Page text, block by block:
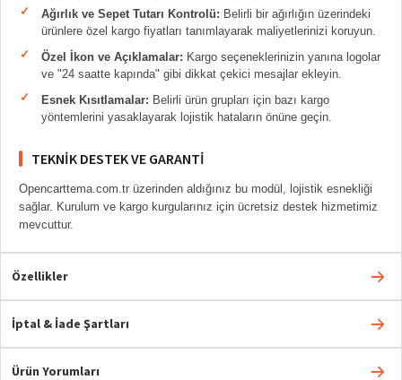
Ağırlık ve Sepet Tutarı Kontrolü: Belirli bir ağırlığın üzerindeki
ürünlere özel kargo fiyatları tanımlayarak maliyetlerinizi koruyun.
Özel İkon ve Açıklamalar: Kargo seçeneklerinizin yanına logolar
ve "24 saatte kapında" gibi dikkat çekici mesajlar ekleyin.
Esnek Kısıtlamalar: Belirli ürün grupları için bazı kargo
yöntemlerini yasaklayarak lojistik hataların önüne geçin.
TEKNIK DESTEK VE GARANTI
Opencarttema.com.tr üzerinden aldığınız bu modül, lojistik esnekliği
sağlar. Kurulum ve kargo kurgularınız için ücretsiz destek hizmetimiz
mevcuttur.
Özellikler
İptal & İade Şartları
Ürün Yorumları